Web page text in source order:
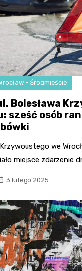
- Śródmieście
Bolesława
sześć osób
we
miejsce zdarzenie
3 lutego 2025